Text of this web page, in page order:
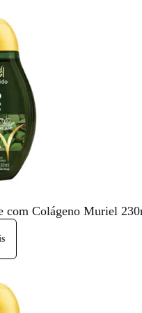
com Colágeno Muriel